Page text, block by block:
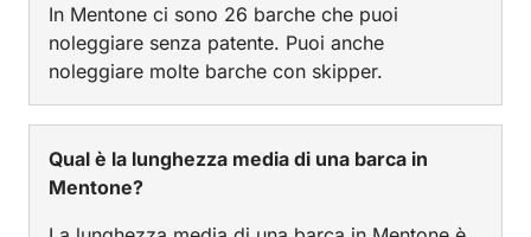
In Mentone ci sono 26 barche che puoi
noleggiare senza patente. Puoi anche
noleggiare molte barche con skipper.
Qual è la lunghezza media di una barca in
Mentone?